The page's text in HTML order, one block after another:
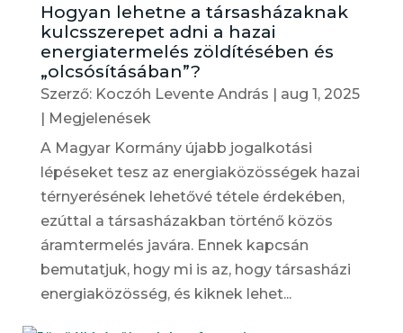
Hogyan lehetne a társasházaknak
kulcsszerepet adni a hazai
energiatermelés zöldítésében és
„olcsósításában”?
Szerző: Koczóh Levente András | aug 1, 2025
| Megjelenések
A Magyar Kormány újabb jogalkotási
lépéseket tesz az energiaközösségek hazai
térnyerésének lehetővé tétele érdekében,
ezúttal a társasházakban történő közös
áramtermelés javára. Ennek kapcsán
bemutatjuk, hogy mi is az, hogy társasházi
energiaközösség, és kiknek lehet...